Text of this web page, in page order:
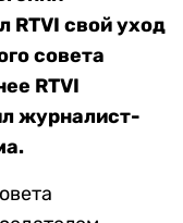
RTVI свой уход
совета
RTVI
журналист-